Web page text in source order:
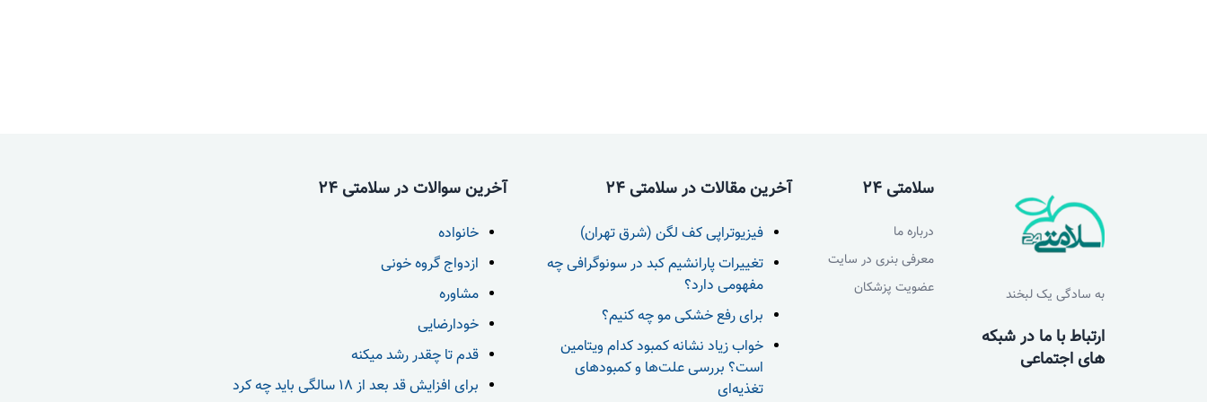
به سادگی یک لبخند
ارتباط با ما در شبکه
های اجتماعی
سلامتی 24
درباره ما
معرفی بنری در سایت
عضویت پزشکان
آخرین مقالات در سلامتی 24
فیزیوتراپی کف لگن (شرق تهران)
تغییرات پارانشیم کبد در سونوگرافی چه
مفهومی دارد؟
برای رفع خشکی مو چه کنیم؟
خواب زیاد نشانه کمبود کدام ویتامین
است؟ بررسی علت‌ها و کمبودهای
تغذیه‌ای
آخرین سوالات در سلامتی 24
خانواده
ازدواج گروه خونی
مشاوره
خودارضایی
قدم تا چقدر رشد میکنه
برای افزایش قد بعد از 18 سالگی باید چه کرد